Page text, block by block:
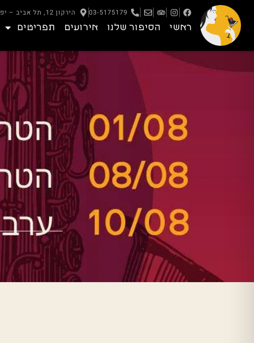
03-5175179 הירקון 12, תל אביב – יפו
ראשי הסיפור שלנו אירועים תפריטים